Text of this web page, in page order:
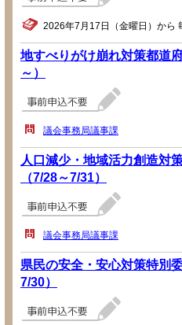
2026年7月17日（金曜日）から
地すべりがけ崩れ対策都道
～）
議会事務局議事課
人口減少・地域活力創造対
（7/28～7/31）
議会事務局議事課
県民の安全・安心対策特別
7/30）